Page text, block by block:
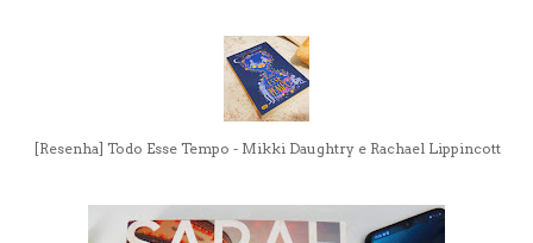
[Resenha] Todo Esse Tempo - Mikki Daughtry e Rachael Lippincott